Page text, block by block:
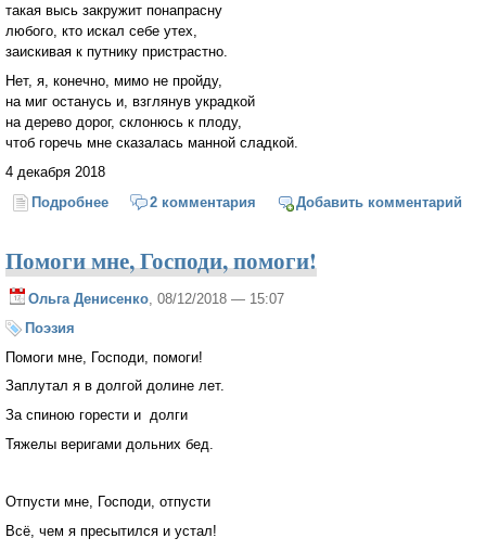
такая высь закружит понапрасну
любого, кто искал себе утех,
заискивая к путнику пристрастно.
Нет, я, конечно, мимо не пройду,
на миг останусь и, взглянув украдкой
на дерево дорог, склонюсь к плоду,
чтоб горечь мне сказалась манной сладкой.
4 декабря 2018
Подробнее о Не сфинкс, а феникс
2 комментария Добавить комментарий
Помоги мне, Господи, помоги!
Ольга Денисенко , 08/12/2018 — 15:07
Поэзия
Помоги мне, Господи, помоги!
Заплутал я в долгой долине лет.
За спиною горести и долги
Тяжелы веригами дольних бед.
Отпусти мне, Господи, отпусти
Всё, чем я пресытился и устал!